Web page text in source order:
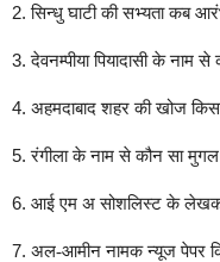
2.सिन्धु घाटी की सभ्यता कब
3.देवनम्पीया पियादासी के नाम
4. अहमदाबाद शहर की खोज
5.रंगीला के नाम से कौन सा मुगल
6. आई एम अ सोशलिस्ट के लेखक
7. अल-आमीन नामक न्यूज पेपर